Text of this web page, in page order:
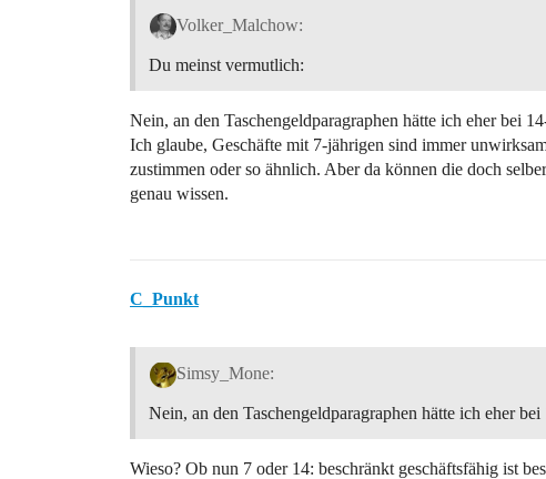
Volker_Malchow:
Du meinst vermutlich:
Nein, an den Taschengeldparagraphen hätte ich eher bei
Ich glaube, Geschäfte mit 7-jährigen sind immer
zustimmen oder so ähnlich. Aber da können die doch
genau wissen.
C_Punkt
Simsy_Mone:
Nein, an den Taschengeldparagraphen hätte ich eher
Wieso? Ob nun 7 oder 14: beschränkt geschäftsfähig ist